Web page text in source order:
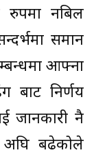
नबिल
समान
आफ्ना
बाट निर्णय
नै
अघि बढेकोले